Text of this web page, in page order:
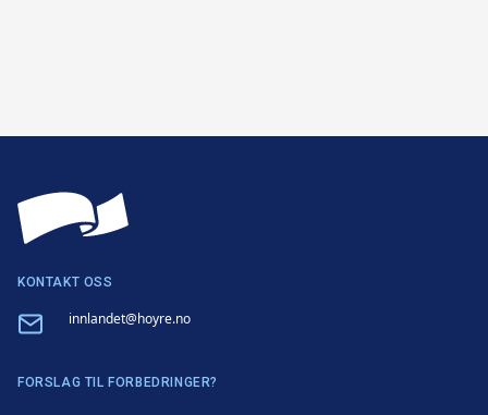
KONTAKT OSS
Email innlandet@hoyre.no
FORSLAG TIL FORBEDRINGER?